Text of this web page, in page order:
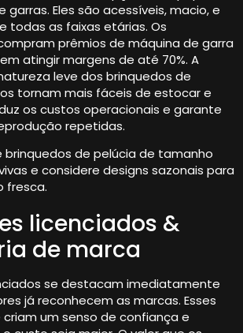
garras. Eles são acessíveis, macio, e
todas as faixas etárias. Os
prêmios de máquina de garra
atingir margens de até 70%. A
leve dos brinquedos de
tornam mais fáceis de estocar e
os custos operacionais e garante
repetidas.
brinquedos de pelúcia de tamanho
e considere designs sazonais para
fresca.
licenciados &
de marca
se destacam imediatamente
já reconhecem as marcas. Esses
um senso de confiança e